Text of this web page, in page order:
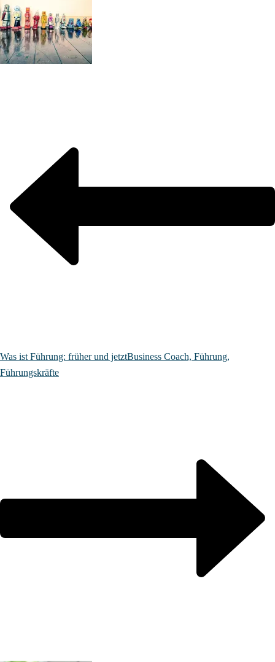
Was ist Führung: früher und jetztBusiness Coach, Führung,
Führungskräfte